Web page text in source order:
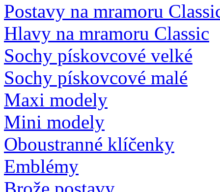
Postavy na mramoru
Hlavy na mramoru Classic
Sochy pískovcové velké
Sochy pískovcové malé
Maxi modely
Mini modely
Oboustranné klíčenky
Emblémy